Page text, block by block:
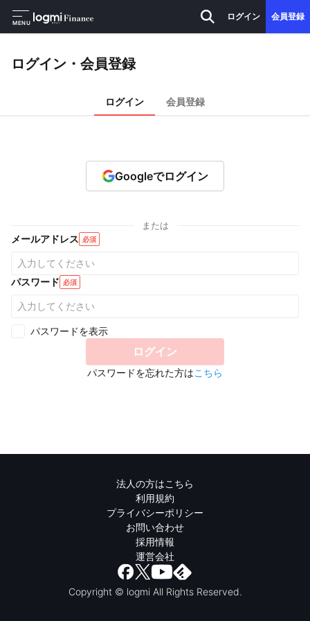
MENU
ログイン 会員登録
ログイン・会員登録
ログイン 会員登録
Googleでログイン
または
メールアドレス 必須
パスワード 必須
パスワードを表示
ログイン
パスワードを忘れた方はこちら
法人の方はこちら
利用規約
プライバシーポリシー
お問い合わせ
採用情報
運営会社
Copyright © logmi All Rights Reserved.